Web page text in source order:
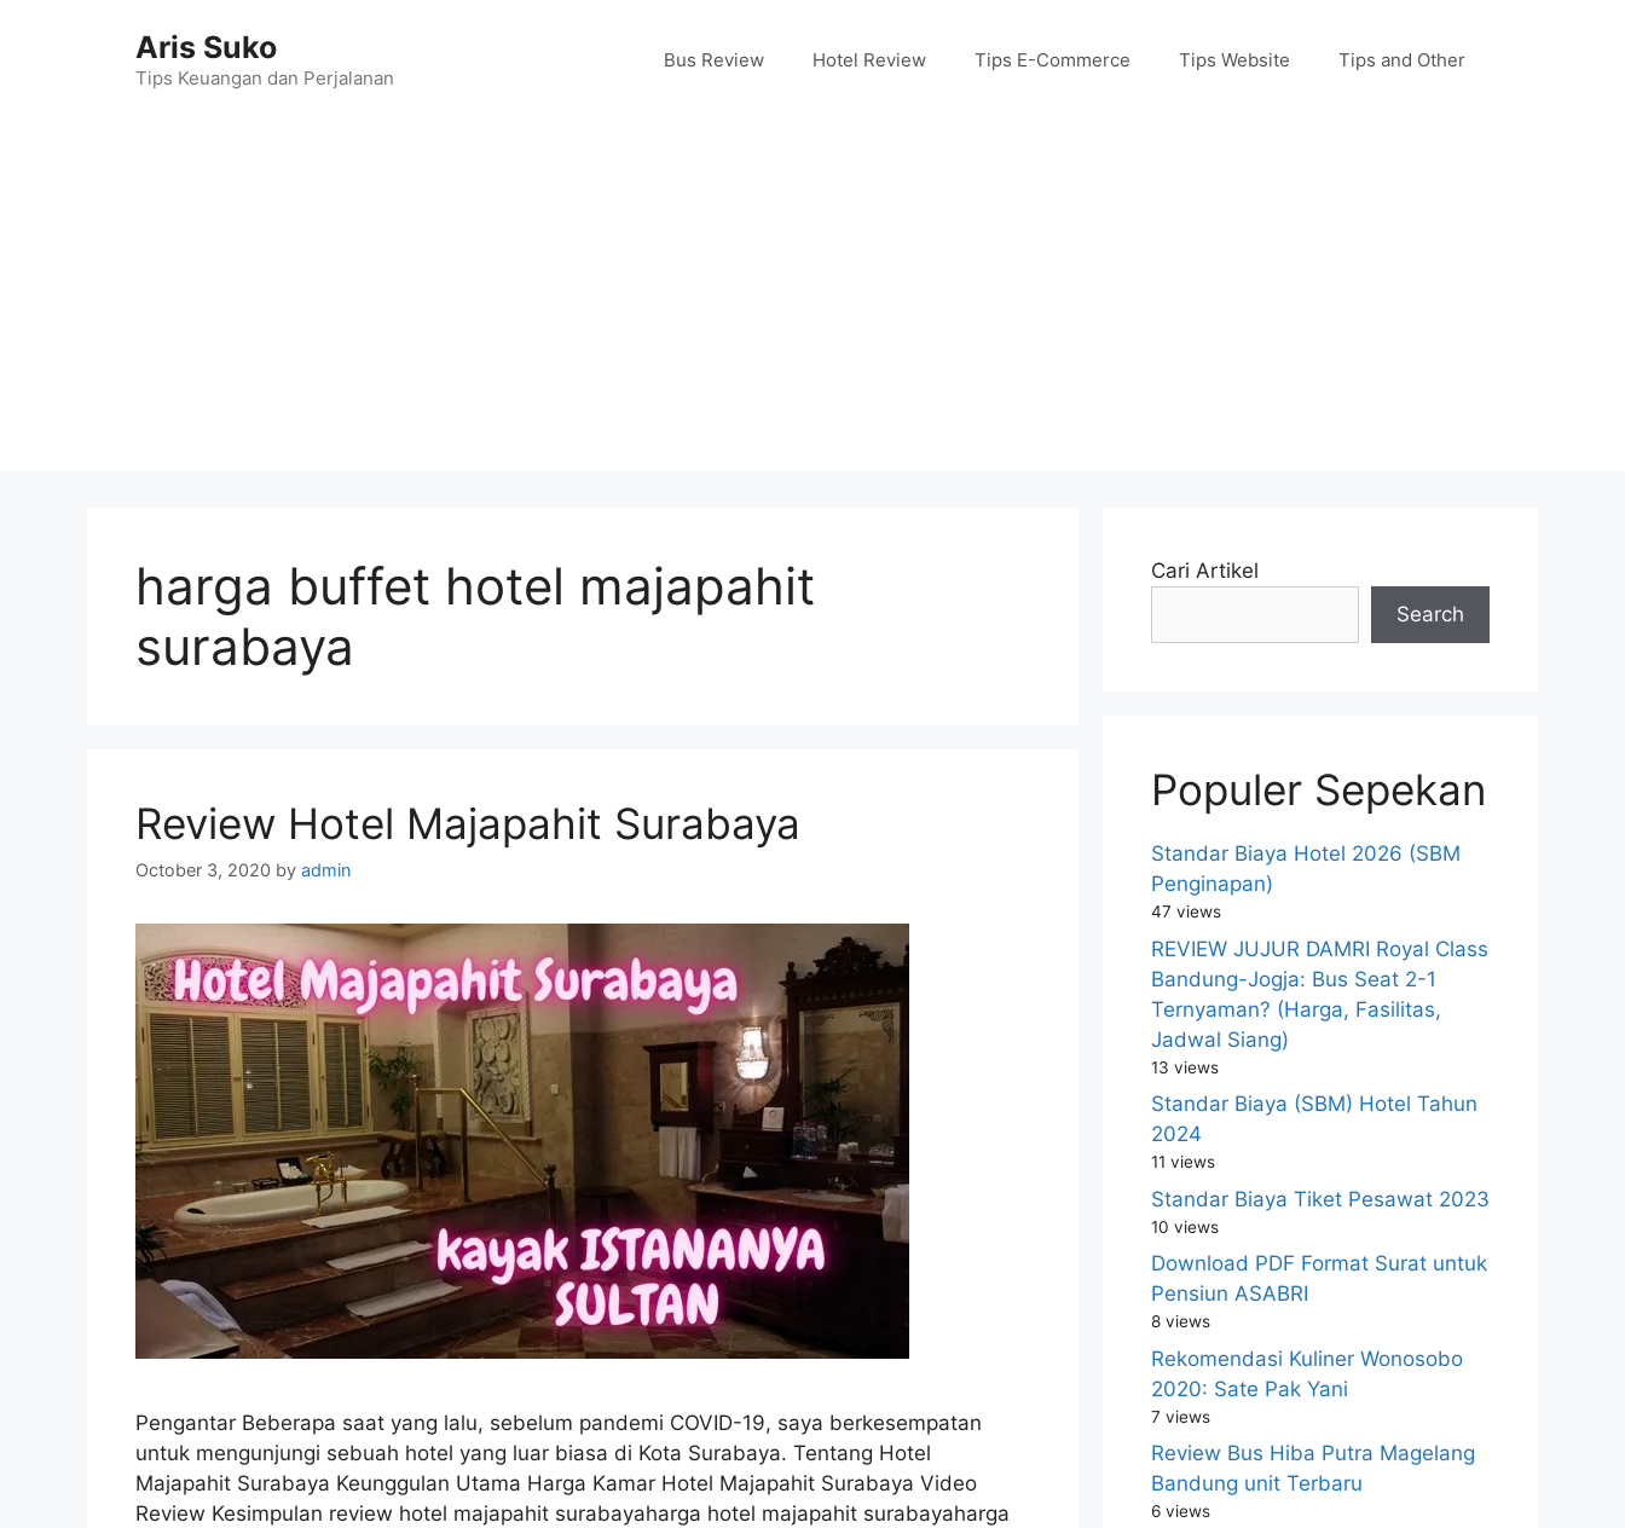
Aris Suko
Tips Keuangan dan Perjalanan
Bus Review Hotel Review Tips E-Commerce Tips Website Tips and Other
harga buffet hotel majapahit
surabaya
Review Hotel Majapahit Surabaya
October 3, 2020 by admin
Pengantar Beberapa saat yang lalu, sebelum pandemi COVID-19, saya berkesempatan
untuk mengunjungi sebuah hotel yang luar biasa di Kota Surabaya. Tentang Hotel
Majapahit Surabaya Keunggulan Utama Harga Kamar Hotel Majapahit Surabaya Video
Review Kesimpulan review hotel majapahit surabayaharga hotel majapahit surabayaharga
Cari Artikel
Search
Populer Sepekan
Standar Biaya Hotel 2026 (SBM
Penginapan)
47 views
REVIEW JUJUR DAMRI Royal Class
Bandung-Jogja: Bus Seat 2-1
Ternyaman? (Harga, Fasilitas,
Jadwal Siang)
13 views
Standar Biaya (SBM) Hotel Tahun
2024
11 views
Standar Biaya Tiket Pesawat 2023
10 views
Download PDF Format Surat untuk
Pensiun ASABRI
8 views
Rekomendasi Kuliner Wonosobo
2020: Sate Pak Yani
7 views
Review Bus Hiba Putra Magelang
Bandung unit Terbaru
6 views